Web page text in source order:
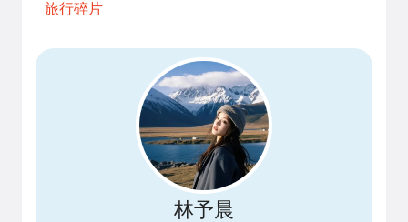
旅行碎片
林予晨